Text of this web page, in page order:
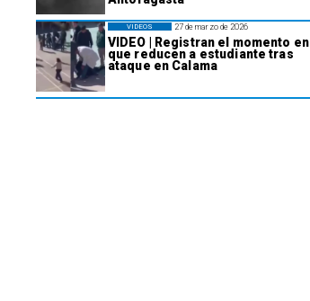
27 de marzo de 2026
VIDEO | Registran el momento en
que reducen a estudiante tras
ataque en Calama
VIDEOS